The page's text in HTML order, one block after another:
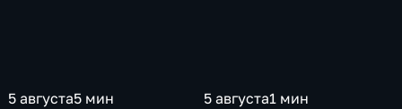
5 августа5 мин
5 августа1 мин